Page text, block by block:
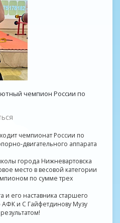
чемпион России по
чемпионат России по
двигательного аппарата
города Нижневартовска
место в весовой категории
по сумме трех
и его наставника старшего
и С Гайфетдинову Музу